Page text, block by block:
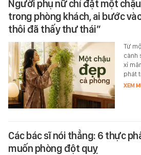
Người phụ nữ chỉ đặt một
trong phòng khách, ai bước
thôi đã thấy thư thái”
Từ
cành
xỉ
phát
XEM
Các bác sĩ nói thẳng: 6 thực
muốn phòng đột quỵ